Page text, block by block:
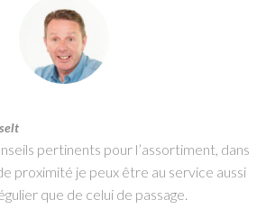
pertinents pour l’assortiment, dans
proximité je peux être au service aussi
que de celui de passage.